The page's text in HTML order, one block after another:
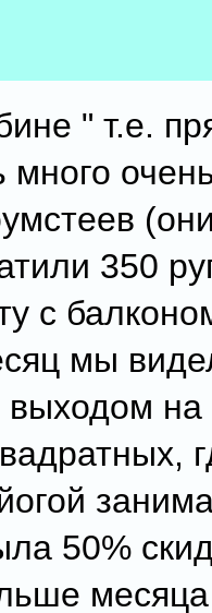
" т.е.
много
350
с
мы
50%